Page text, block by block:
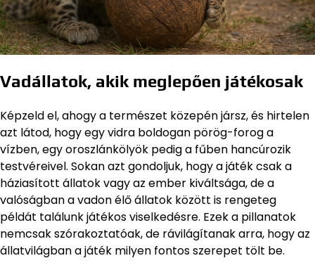
Vadállatok, akik meglepően játékosak
Képzeld el, ahogy a természet közepén jársz, és hirtelen
azt látod, hogy egy vidra boldogan pörög-forog a
vízben, egy oroszlánkölyök pedig a fűben hancúrozik
testvéreivel. Sokan azt gondoljuk, hogy a játék csak a
háziasított állatok vagy az ember kiváltsága, de a
valóságban a vadon élő állatok között is rengeteg
példát találunk játékos viselkedésre. Ezek a pillanatok
nemcsak szórakoztatóak, de rávilágítanak arra, hogy az
állatvilágban a játék milyen fontos szerepet tölt be.